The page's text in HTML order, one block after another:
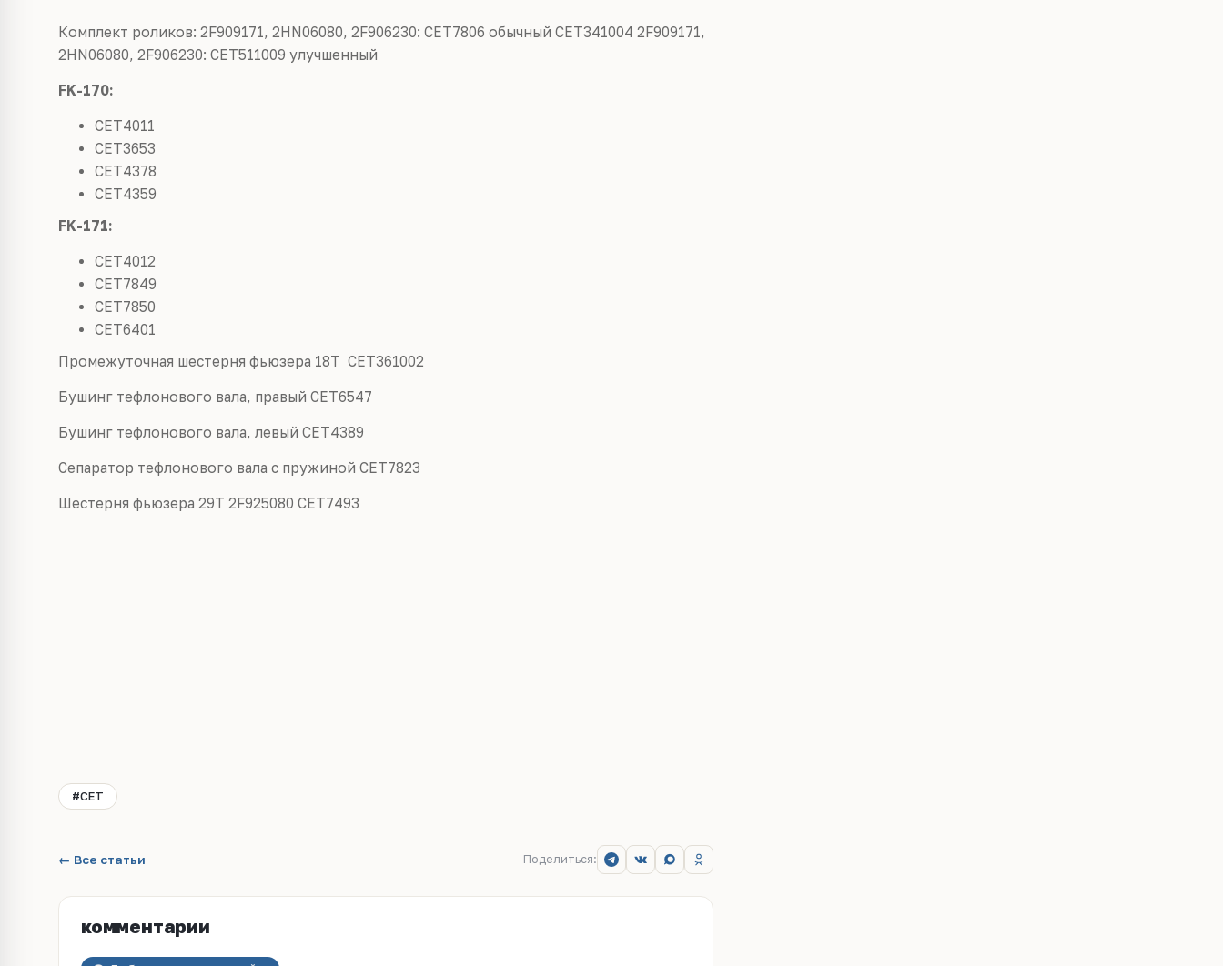
Комплект роликов: 2F909171, 2HN06080, 2F906230: CET7806 обычный CET341004 2F909171,
2HN06080, 2F906230: CET511009 улучшенный
FK-170:
CET4011
CET3653
CET4378
CET4359
FK-171:
CET4012
CET7849
CET7850
CET6401
Промежуточная шестерня фьюзера 18T CET361002
Бушинг тефлонового вала, правый CET6547
Бушинг тефлонового вала, левый CET4389
Сепаратор тефлонового вала с пружиной CET7823
Шестерня фьюзера 29T 2F925080 CET7493
#CET
← Все статьи Поделиться:
комментарии